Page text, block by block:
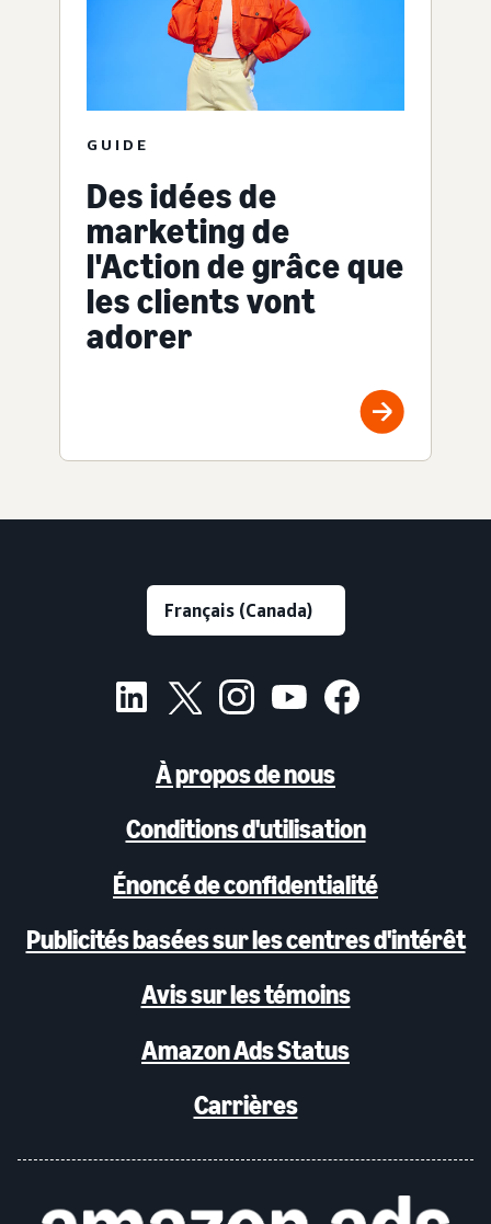
GUIDE
Des idées de
marketing de
l'Action de grâce que
les clients vont
adorer
À propos de nous
Conditions d'utilisation
Énoncé de confidentialité
Publicités basées sur les centres d'intérêt
Avis sur les témoins
Amazon Ads Status
Carrières